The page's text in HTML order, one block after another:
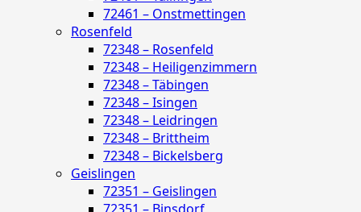
72461 – Onstmettingen
Rosenfeld
72348 – Rosenfeld
72348 – Heiligenzimmern
72348 – Täbingen
72348 – Isingen
72348 – Leidringen
72348 – Brittheim
72348 – Bickelsberg
Geislingen
72351 – Geislingen